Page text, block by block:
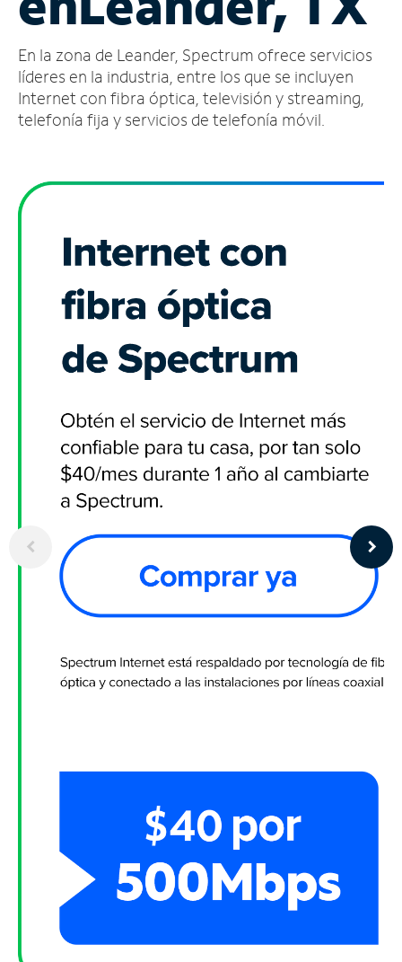
cuenta
Encuentra
una
tienda
En la zona de Leander, Spectrum ofrece servicios
líderes en la industria, entre los que se incluyen
Internet con fibra óptica, televisión y streaming,
telefonía fija y servicios de telefonía móvil.